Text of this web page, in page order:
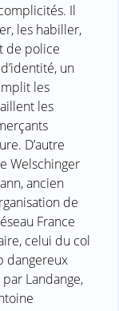
Il
les habiller,
de police
un
les
les
D’autre
Welschinger
ancien
de
France
celui du col
dangereux
Landange,